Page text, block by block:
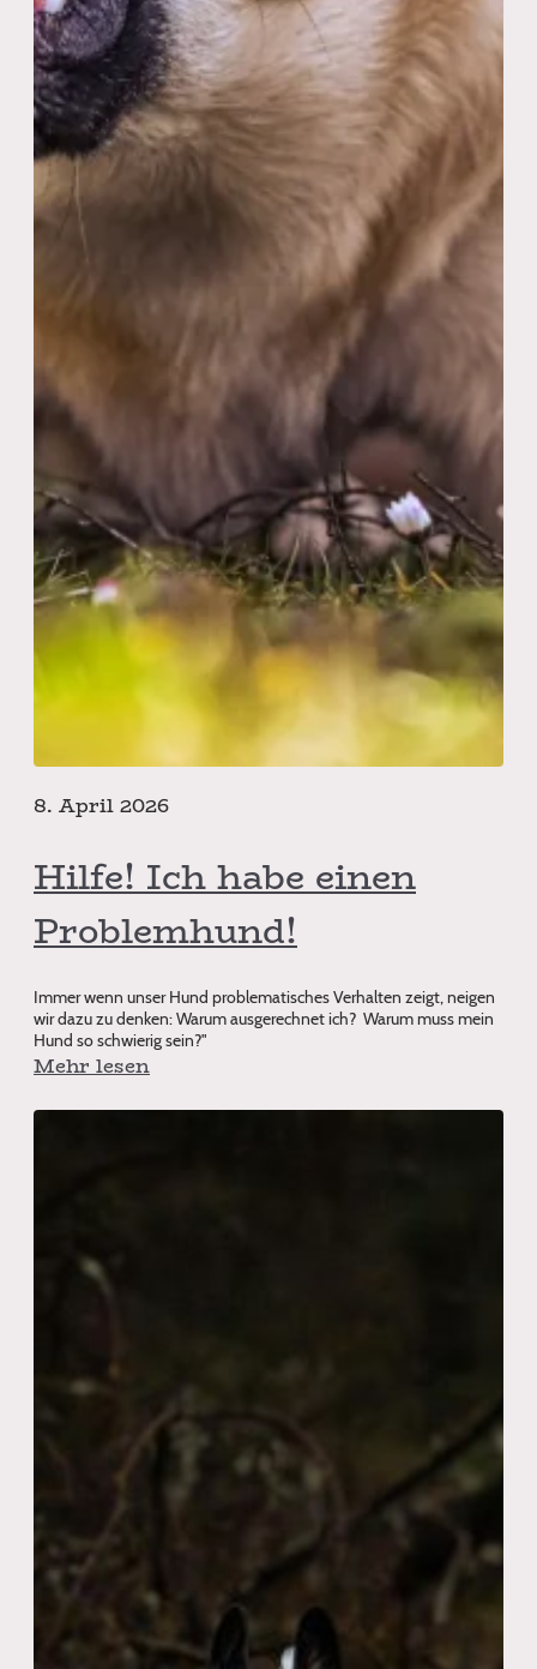
8. April 2026
Hilfe! Ich habe einen
Problemhund!
Immer wenn unser Hund problematisches Verhalten zeigt, neigen
wir dazu zu denken: Warum ausgerechnet ich? Warum muss mein
Hund so schwierig sein?"
Mehr lesen